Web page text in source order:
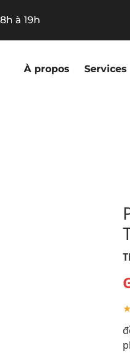
à 19h
À propos Services